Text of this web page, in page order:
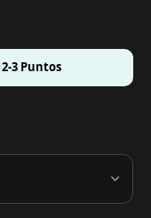
2-3 Puntos